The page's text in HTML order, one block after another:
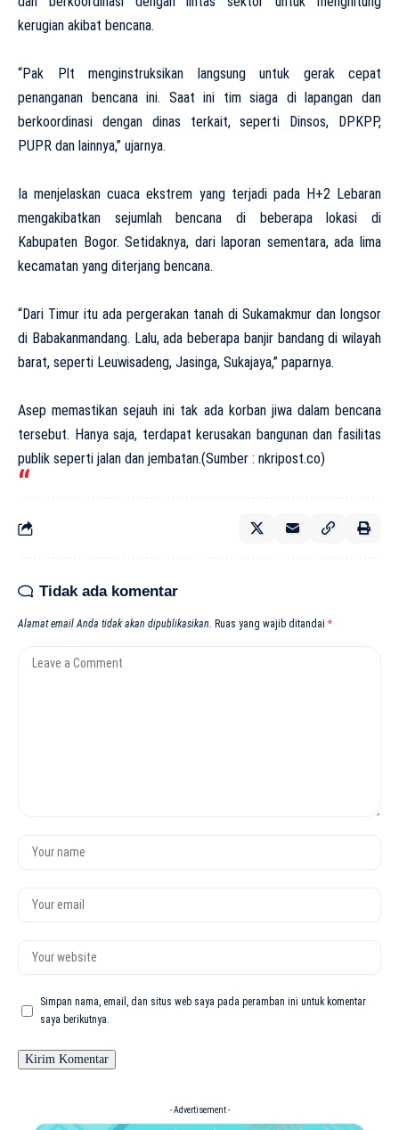
kerugian akibat bencana.
“Pak Plt menginstruksikan langsung untuk gerak cepat
penanganan bencana ini. Saat ini tim siaga di lapangan dan
berkoordinasi dengan dinas terkait, seperti Dinsos, DPKPP,
PUPR dan lainnya,” ujarnya.
Ia menjelaskan cuaca ekstrem yang terjadi pada H+2 Lebaran
mengakibatkan sejumlah bencana di beberapa lokasi di
Kabupaten Bogor. Setidaknya, dari laporan sementara, ada lima
kecamatan yang diterjang bencana.
“Dari Timur itu ada pergerakan tanah di Sukamakmur dan longsor
di Babakanmandang. Lalu, ada beberapa banjir bandang di wilayah
barat, seperti Leuwisadeng, Jasinga, Sukajaya,” paparnya.
Asep memastikan sejauh ini tak ada korban jiwa dalam bencana
tersebut. Hanya saja, terdapat kerusakan bangunan dan fasilitas
publik seperti jalan dan jembatan.(Sumber : nkripost.co)
Tidak ada komentar
Alamat email Anda tidak akan dipublikasikan. Ruas yang wajib ditandai *
Simpan nama, email, dan situs web saya pada peramban ini untuk komentar
saya berikutnya.
- Advertisement -